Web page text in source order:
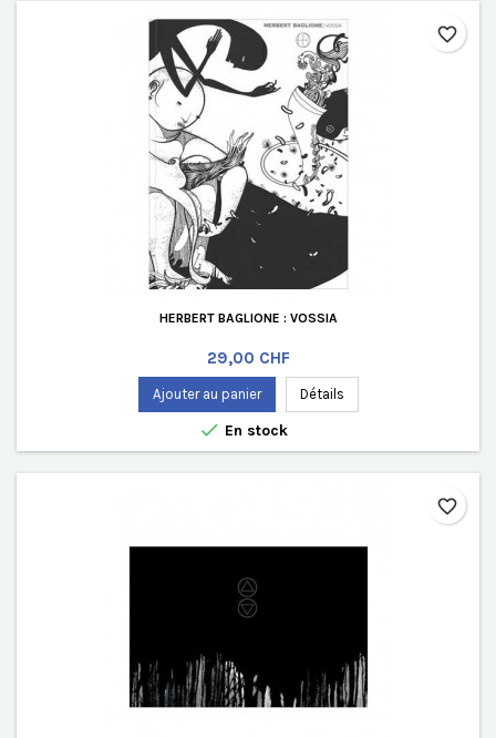
HERBERT BAGLIONE : VOSSIA
Prix
29,00 CHF
Ajouter au panier Détails
 En stock
favorite_border
favorite_border